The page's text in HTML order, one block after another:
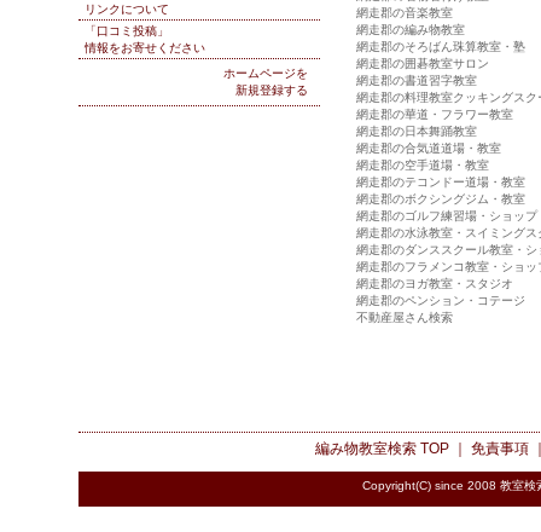
網走郡の音楽教室
網走郡の編み物教室
網走郡のそろばん珠算教室・塾
網走郡の囲碁教室サロン
網走郡の書道習字教室
網走郡の料理教室クッキングスク
網走郡の華道・フラワー教室
網走郡の日本舞踊教室
網走郡の合気道道場・教室
網走郡の空手道場・教室
網走郡のテコンドー道場・教室
網走郡のボクシングジム・教室
網走郡のゴルフ練習場・ショップ
網走郡の水泳教室・スイミングス
網走郡のダンススクール教室・シ
網走郡のフラメンコ教室・ショッ
網走郡のヨガ教室・スタジオ
網走郡のペンション・コテージ
不動産屋さん検索
リンクについて
「口コミ投稿」
情報をお寄せください
ホームページを
新規登録する
編み物教室検索TOP ｜ 免責事項
Copyright(C) since 2008 教室検